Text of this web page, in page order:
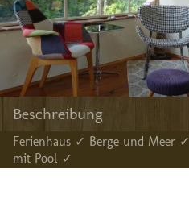
Beschreibung
Ferienhaus ✓ Berge und Meer
mit Pool ✓